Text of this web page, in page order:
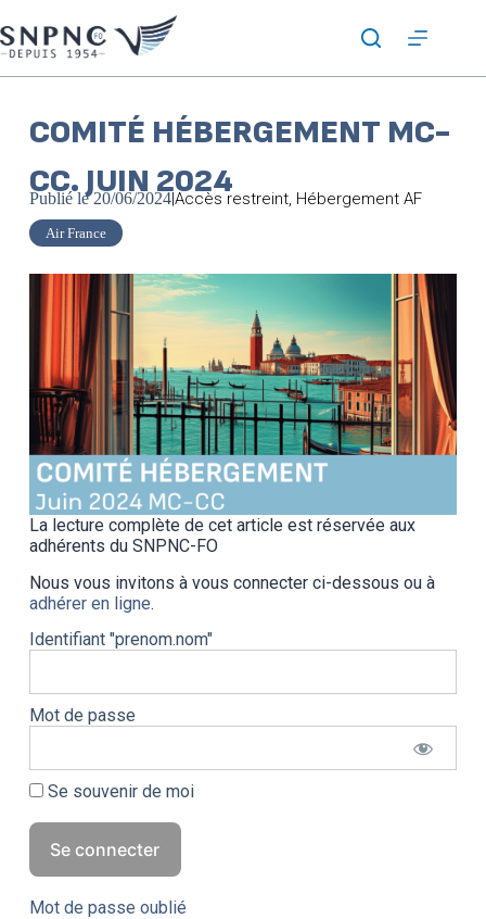
COMITÉ HÉBERGEMENT MC-
CC. JUIN 2024
Publié le 20/06/2024|Accès restreint, Hébergement AF
Air France
La lecture complète de cet article est réservée aux
adhérents du SNPNC-FO
Nous vous invitons à vous connecter ci-dessous ou à
adhérer en ligne.
Identifiant "prenom.nom"
Mot de passe
Se souvenir de moi
Mot de passe oublié